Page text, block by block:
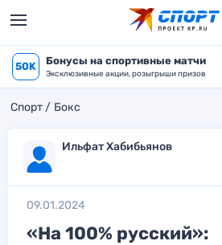
50K Бонусы на спортивные матчи
Эксклюзивные акции, розыгрыши призов
Спорт Бокс
Ильфат Хабибьянов
09.01.2024
«На 100% русский»: